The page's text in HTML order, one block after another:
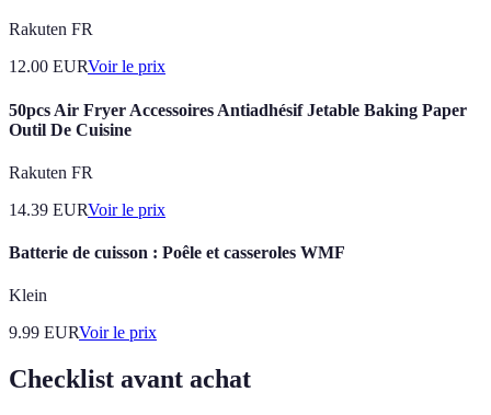
Rakuten FR
12.00 EURVoir le prix
50pcs Air Fryer Accessoires Antiadhésif Jetable Baking Paper
Outil De Cuisine
Rakuten FR
14.39 EURVoir le prix
Batterie de cuisson : Poêle et casseroles WMF
Klein
9.99 EURVoir le prix
Checklist avant achat